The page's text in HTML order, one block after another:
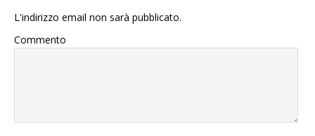
L'indirizzo email non sarà pubblicato.
Commento